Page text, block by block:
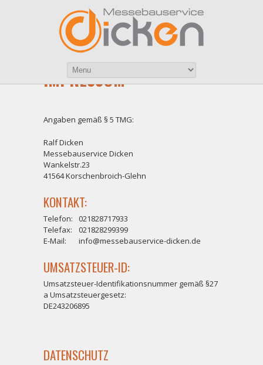
IMPRESSUM
Angaben gemäß § 5 TMG:
Ralf Dicken
Messebauservice Dicken
Wankelstr.23
41564 Korschenbroich-Glehn
KONTAKT:
Telefon:
021828717933
Telefax:
021828299399
E-Mail:
info@messebauservice-dicken.de
UMSATZSTEUER-ID:
Umsatzsteuer-Identifikationsnummer gemäß §27
a Umsatzsteuergesetz:
DE243206895
DATENSCHUTZ